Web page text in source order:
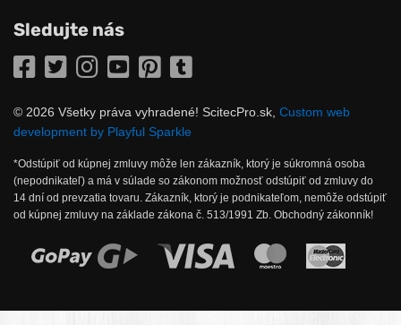
Sledujte nás
Facebook
TwitterInstagramYouTubePinterest
© 2026 Všetky práva vyhradené! ScitecPro.sk, Custom web
development by Playful Sparkle
*Odstúpiť od kúpnej zmluvy môže len zákazník, ktorý je súkromná osoba
(nepodnikateľ) a má v súlade so zákonom možnosť odstúpiť od zmluvy do
14 dní od prevzatia tovaru. Zákazník, ktorý je podnikateľom, nemôže odstúpiť
od kúpnej zmluvy na základe zákona č. 513/1991 Zb. Obchodný zákonník!
Možnosti online platby